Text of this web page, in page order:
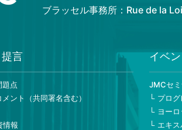
ブラッセル事務所：Rue de la
言
題点
ント（共同署名含む）
情報
イベ
JMCセ
プロ
ヨー
エキ